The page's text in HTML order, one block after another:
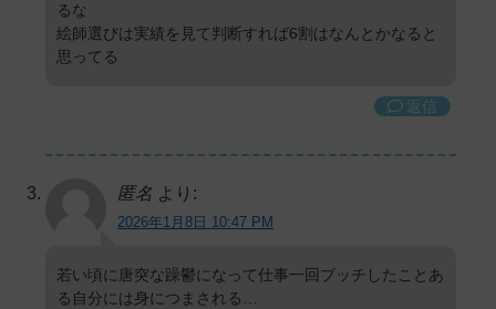
るな
絵師選びは実績を見て判断すれば6割はなんとかなると
思ってる
返信
匿名 より:
2026年1月8日 10:47 PM
若い頃に唐突な躁鬱になって仕事一回ブッチしたことあ
る自分には身につまされる…